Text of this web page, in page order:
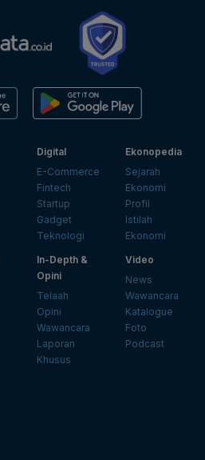
Digital
E-Commerce
Fintech
Startup
Gadget
Teknologi
Ekonopedia
Sejarah
Ekonomi
Profil
Istilah
Ekonomi
In-Depth &
Opini
Telaah
Opini
Wawancara
Laporan
Khusus
Video
News
Wawancara
Katalogue
Foto
Podcast